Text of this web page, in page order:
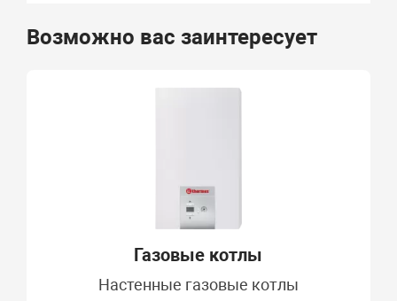
Возможно вас заинтересует
Газовые котлы
Настенные газовые котлы